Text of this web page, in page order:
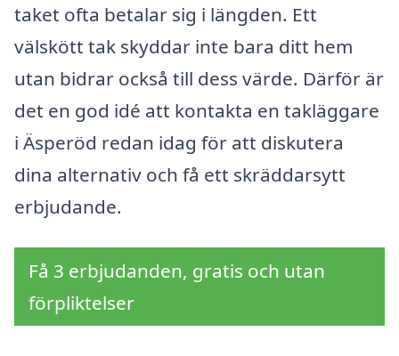
taket ofta betalar sig i längden. Ett
välskött tak skyddar inte bara ditt hem
utan bidrar också till dess värde. Därför är
det en god idé att kontakta en takläggare
i Äsperöd redan idag för att diskutera
dina alternativ och få ett skräddarsytt
erbjudande.
Få 3 erbjudanden, gratis och utan
förpliktelser